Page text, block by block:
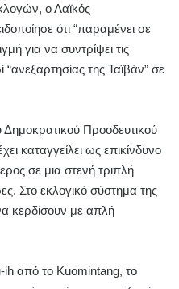
ο Λαϊκός
ότι “παραμένει σε
για να συντρίψει τις
“ανεξαρτησίας της Ταϊβάν” σε
Προοδευτικού
καταγγείλει ως επικίνδυνο
σε μια στενή τριπλή
Στο εκλογικό σύστημα της
κερδίσουν με απλή
ih από το Kuomintang, το